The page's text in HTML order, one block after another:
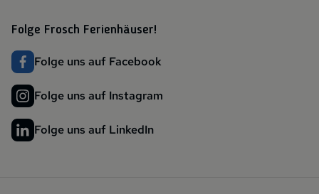
Folge Frosch Ferienhäuser!
Folge uns auf Facebook
Folge uns auf Instagram
Folge uns auf LinkedIn